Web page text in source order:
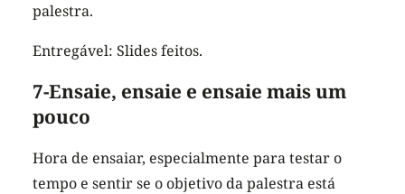
palestra.
Entregável: Slides feitos.
7-Ensaie, ensaie e ensaie mais um
pouco
Hora de ensaiar, especialmente para testar o
tempo e sentir se o objetivo da palestra está